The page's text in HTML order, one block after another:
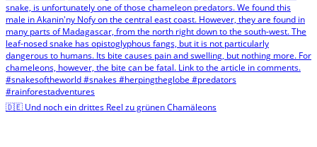
🇩🇪 Und noch ein drittes Reel zu grünen Chamäleons